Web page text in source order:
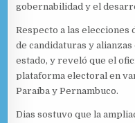
gobernabilidad y el
Respecto a las elecciones
de candidaturas y
estado, y reveló que el
plataforma electoral en
Paraíba y Pernambuco.
Dias sostuvo que la